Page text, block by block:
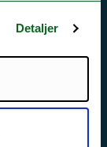
Detaljer